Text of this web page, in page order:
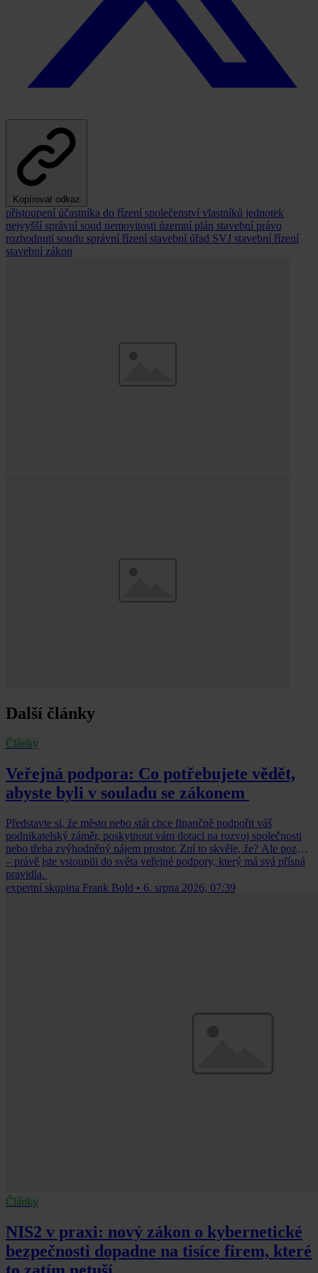
Kopírovat odkaz
přistoupení účastníka do řízení společenství vlastníků jednotek
nejvyšší správní soud nemovitosti územní plán stavební právo
rozhodnutí soudu správní řízení stavební úřad SVJ stavební řízení
stavební zákon
Další články
Články
Veřejná podpora: Co potřebujete vědět,
abyste byli v souladu se zákonem
Představte si, že město nebo stát chce finančně podpořit váš
podnikatelský záměr, poskytnout vám dotaci na rozvoj společnosti
nebo třeba zvýhodněný nájem prostor. Zní to skvěle, že? Ale pozor
– právě jste vstoupili do světa veřejné podpory, který má svá přísná
pravidla.
expertní skupina Frank Bold • 6. srpna 2026, 07:39
Články
NIS2 v praxi: nový zákon o kybernetické
bezpečnosti dopadne na tisíce firem, které